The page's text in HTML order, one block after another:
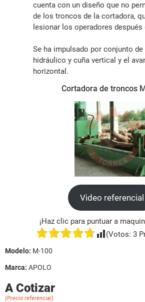
cuenta con un diseño que no
de los troncos de la cortadora,
lesionar los operadores después
Se ha impulsado por conjunto
hidráulico y cuña vertical y el
horizontal.
Cortadora de troncos
Video referencial
¡Haz clic para puntuar a
(Votos: 3
Modelo: M-100
Marca: APOLO
A Cotizar
(Precio referencial)